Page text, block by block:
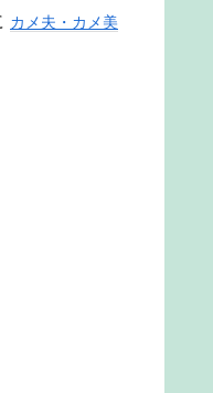
カメ夫・カメ美